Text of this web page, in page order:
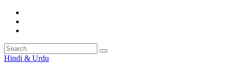
Hindi & Urdu